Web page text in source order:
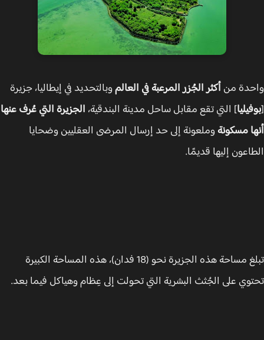
منأكثر الجُزر المرعبة في العالموبالتحديد في إيطاليا، جزيرة
] التي تقع مقابل ساحل مدينة البندقية،الجزيرة التي عُرف عنها
مسكونةوملعونة إلى حد إرسال المرضى العقليين وضحايا
إليها قديمًا.
تبلغ مساحة هذه الجزيرة نحو (18 فدان)، هذه المساحة الكبيرة
على الجُثث البشرية التي تحولت إلى عِظام وهياكل فيما بعد.